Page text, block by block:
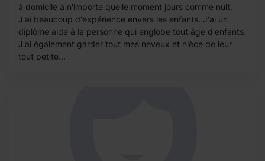
à domicile à n'importe quelle moment jours comme nuit.
J'ai beaucoup d'expérience envers les enfants. J'ai un
diplôme aide à la personne qui englobe tout âge d'enfants.
J'ai également garder tout mes neveux et nièce de leur
tout petite...